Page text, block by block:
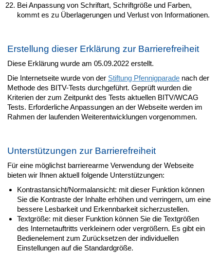
Bei Anpassung von Schriftart, Schriftgröße und Farben,
kommt es zu Überlagerungen und Verlust von Informationen.
Erstellung dieser Erklärung zur Barrierefreiheit
Diese Erklärung wurde am 05.09.2022 erstellt.
Die Internetseite wurde von der Stiftung Pfennigparade nach der
Methode des BITV-Tests durchgeführt. Geprüft wurden die
Kriterien der zum Zeitpunkt des Tests aktuellen BITV/WCAG
Tests. Erforderliche Anpassungen an der Webseite werden im
Rahmen der laufenden Weiterentwicklungen vorgenommen.
Unterstützungen zur Barrierefreiheit
Für eine möglichst barrierearme Verwendung der Webseite
bieten wir Ihnen aktuell folgende Unterstützungen:
Kontrastansicht/Normalansicht: mit dieser Funktion können
Sie die Kontraste der Inhalte erhöhen und verringern, um eine
bessere Lesbarkeit und Erkennbarkeit sicherzustellen.
Textgröße: mit dieser Funktion können Sie die Textgrößen
des Internetauftritts verkleinern oder vergrößern. Es gibt ein
Bedienelement zum Zurücksetzen der individuellen
Einstellungen auf die Standardgröße.